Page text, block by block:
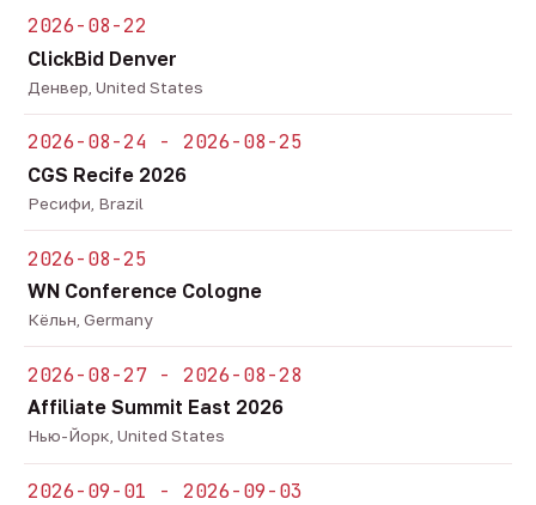
2026-08-22
ClickBid Denver
Денвер, United States
2026-08-24 - 2026-08-25
CGS Recife 2026
Ресифи, Brazil
2026-08-25
WN Conference Cologne
Кёльн, Germany
2026-08-27 - 2026-08-28
Affiliate Summit East 2026
Нью-Йорк, United States
2026-09-01 - 2026-09-03